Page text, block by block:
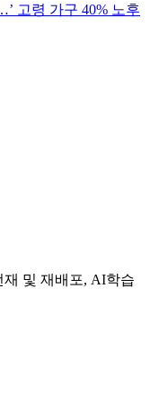
고령 가구 40% 노후
및 재배포, AI학습